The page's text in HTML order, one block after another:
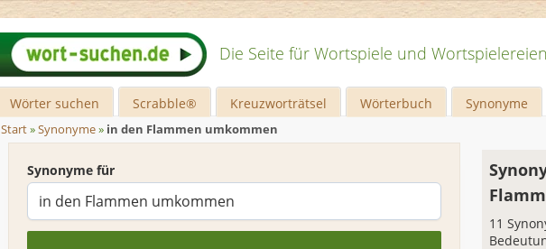
Die Seite für Wortspiele und Wortspielereien
Wörter suchen Scrabble® Kreuzworträtsel Wörterbuch Synonyme
Start»Synonyme» in den Flammen umkommen
Synonyme für
11